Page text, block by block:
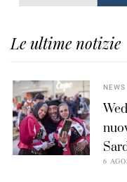
Le ultime notizie
NEWS
6